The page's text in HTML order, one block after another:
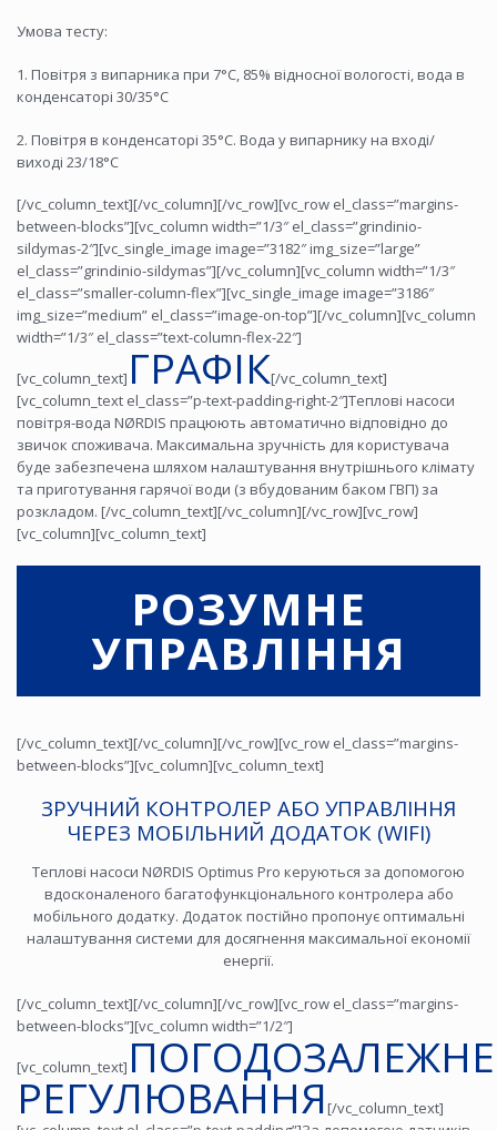
Умова тесту:
1. Повітря з випарника при 7°C, 85% відносної вологості, вода в
конденсаторі 30/35°C
2. Повітря в конденсаторі 35°C. Вода у випарнику на вході/
виході 23/18°C
[/vc_column_text][/vc_column][/vc_row][vc_row el_class=”margins-
between-blocks”][vc_column width=”1/3″ el_class=”grindinio-
sildymas-2″][vc_single_image image=”3182″ img_size=”large”
el_class=”grindinio-sildymas”][/vc_column][vc_column width=”1/3″
el_class=”smaller-column-flex”][vc_single_image image=”3186″
img_size=”medium” el_class=”image-on-top”][/vc_column][vc_column
width=”1/3″ el_class=”text-column-flex-22″]
[vc_column_text] ГРАФІК[/vc_column_text]
[vc_column_text el_class=”p-text-padding-right-2″]Теплові насоси
повітря-вода NØRDIS працюють автоматично відповідно до
звичок споживача. Максимальна зручність для користувача
буде забезпечена шляхом налаштування внутрішнього клімату
та приготування гарячої води (з вбудованим баком ГВП) за
розкладом. [/vc_column_text][/vc_column][/vc_row][vc_row]
[vc_column][vc_column_text]
РОЗУМНЕ
УПРАВЛІННЯ
[/vc_column_text][/vc_column][/vc_row][vc_row el_class=”margins-
between-blocks”][vc_column][vc_column_text]
ЗРУЧНИЙ КОНТРОЛЕР АБО УПРАВЛІННЯ
ЧЕРЕЗ МОБІЛЬНИЙ ДОДАТОК (WIFI)
Теплові насоси NØRDIS Optimus Pro керуються за допомогою
вдосконаленого багатофункціонального контролера або
мобільного додатку. Додаток постійно пропонує оптимальні
налаштування системи для досягнення максимальної економії
енергії.
[/vc_column_text][/vc_column][/vc_row][vc_row el_class=”margins-
between-blocks”][vc_column width=”1/2″]
[vc_column_text] ПОГОДОЗАЛЕЖНЕ
РЕГУЛЮВАННЯ[/vc_column_text]